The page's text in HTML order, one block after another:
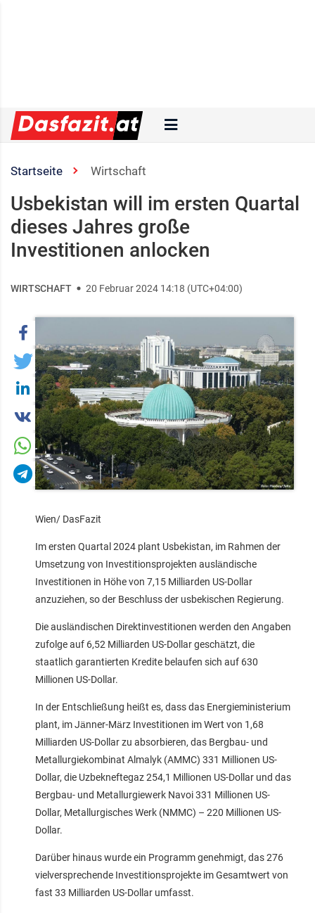
Startseite Wirtschaft
Usbekistan will im ersten Quartal
dieses Jahres große
Investitionen anlocken
WIRTSCHAFT 20 Februar 2024 14:18 (UTC+04:00)
Wien/ DasFazit
Im ersten Quartal 2024 plant Usbekistan, im Rahmen der
Umsetzung von Investitionsprojekten ausländische
Investitionen in Höhe von 7,15 Milliarden US-Dollar
anzuziehen, so der Beschluss der usbekischen Regierung.
Die ausländischen Direktinvestitionen werden den Angaben
zufolge auf 6,52 Milliarden US-Dollar geschätzt, die
staatlich garantierten Kredite belaufen sich auf 630
Millionen US-Dollar.
In der Entschließung heißt es, dass das Energieministerium
plant, im Jänner-März Investitionen im Wert von 1,68
Milliarden US-Dollar zu absorbieren, das Bergbau- und
Metallurgiekombinat Almalyk (AMMC) 331 Millionen US-
Dollar, die Uzbekneftegaz 254,1 Millionen US-Dollar und das
Bergbau- und Metallurgiewerk Navoi 331 Millionen US-
Dollar, Metallurgisches Werk (NMMC) – 220 Millionen US-
Dollar.
Darüber hinaus wurde ein Programm genehmigt, das 276
vielversprechende Investitionsprojekte im Gesamtwert von
fast 33 Milliarden US-Dollar umfasst.